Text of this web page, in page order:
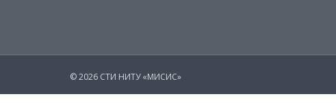
© 2026 СТИ НИТУ «МИСИС»